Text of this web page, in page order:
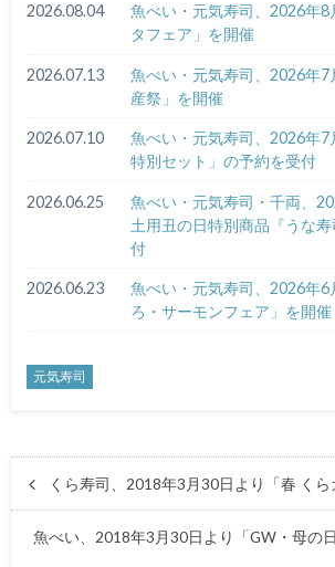
2026.08.04
魚べい・元気寿司、2026年8
タフェア」を開催
2026.07.13
魚べい・元気寿司、2026年7
産祭」を開催
2026.07.10
魚べい・元気寿司、2026年
特別セット」の予約を受付
2026.06.25
魚べい・元気寿司・千両、
土用丑の日特別商品『うな
付
2026.06.23
魚べい・元気寿司、2026年6
ろ・サーモンフェア」を開催
元気寿司
くら寿司、2018年3月30日より「春 く
魚べい、2018年3月30日より「GW・母の